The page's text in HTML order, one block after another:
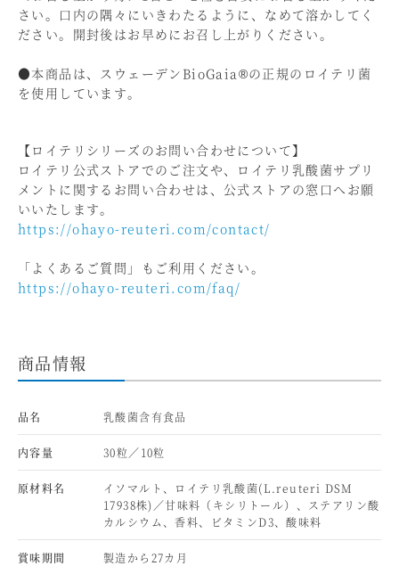
さい。口内の隅々にいきわたるように、なめて溶かしてく
ださい。開封後はお早めにお召し上がりください。
●本商品は、スウェーデンBioGaia®の正規のロイテリ菌
を使用しています。
【ロイテリシリーズのお問い合わせについて】
ロイテリ公式ストアでのご注文や、ロイテリ乳酸菌サプリ
メントに関するお問い合わせは、公式ストアの窓口へお願
いいたします。
https://ohayo-reuteri.com/contact/
「よくあるご質問」もご利用ください。
https://ohayo-reuteri.com/faq/
商品情報
品名 乳酸菌含有食品
内容量 30粒／10粒
原材料名
イソマルト、ロイテリ乳酸菌(L.reuteri DSM
17938株)／甘味料（キシリトール）、ステアリン酸
カルシウム、香料、ビタミンD3、酸味料
賞味期間 製造から27カ月